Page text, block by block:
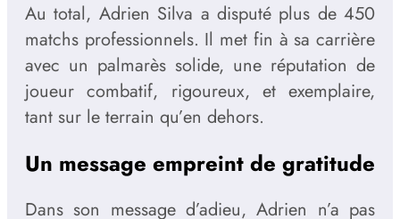
Au total, Adrien Silva a disputé plus de 450
matchs professionnels. Il met fin à sa carrière
avec un palmarès solide, une réputation de
joueur combatif, rigoureux, et exemplaire,
tant sur le terrain qu’en dehors.
Un message empreint de gratitude
Dans son message d’adieu, Adrien n’a pas